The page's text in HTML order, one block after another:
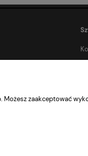
zaakceptować